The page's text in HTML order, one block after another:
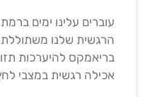
עוברים עלינו ימים
הרגשית שלנו משתוללת.
בריאמקס להיערכות
אכילה רגשית במצבי לחץ🫶